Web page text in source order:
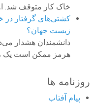
خاک کار متوقف شد.
کشتی‌های گرفتار در
زیست جهان؟
دانشمندان هشدار
هرمز ممکن است یک
روزنامه ها
پیام آفتاب